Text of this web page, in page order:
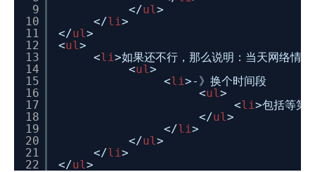
9
10
11
12
13
14
15
16
17
18
19
20
21
22
</ul >
</li >
</ul >
<ul >
<li >如果还不行，那么说明：当天网络情
<ul >
<li >-》换个时间段
<ul >
<li >包括等第
</ul >
</li >
</ul >
</li >
</ul >